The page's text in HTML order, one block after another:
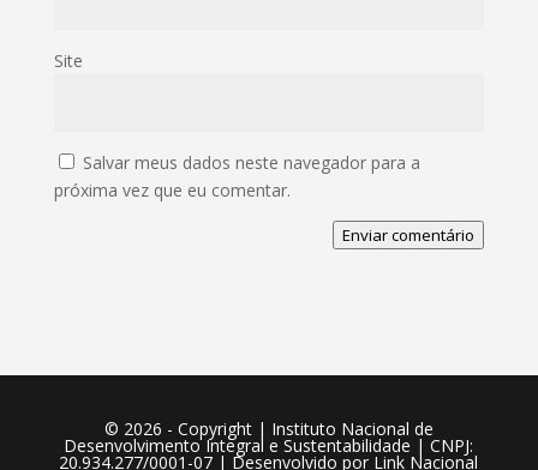
Site
Salvar meus dados neste navegador para a
próxima vez que eu comentar.
Enviar comentário
©️ 2026 - Copyright | Instituto Nacional de
Desenvolvimento Integral e Sustentabilidade | CNPJ:
20.934.277/0001-07 | Desenvolvido por Link Nacional